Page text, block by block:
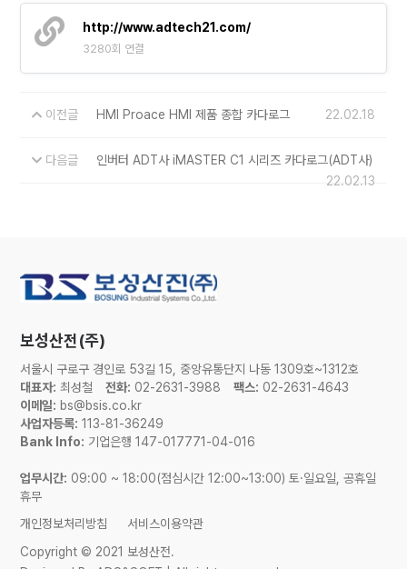
http://www.adtech21.com/
3280회 연결
이전글 HMI Proace HMI 제품 종합 카다로그 22.02.18
다음글
인버터 ADT사 iMASTER C1 시리즈 카다로그(ADT사)
22.02.13
보성산전(주)
서울시 구로구 경인로 53길 15, 중앙유통단지 나동 1309호~1312호
대표자: 최성철 전화: 02-2631-3988 팩스: 02-2631-4643
이메일: bs@bsis.co.kr
사업자등록: 113-81-36249
Bank Info: 기업은행 147-017771-04-016
업무시간: 09:00 ~ 18:00(점심시간 12:00~13:00) 토·일요일, 공휴일
휴무
개인정보처리방침
서비스이용약관
Copyright © 2021 보성산전.